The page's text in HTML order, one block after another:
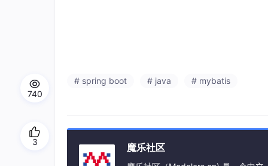
# spring boot # java # mybatis
魔乐社区
740
3